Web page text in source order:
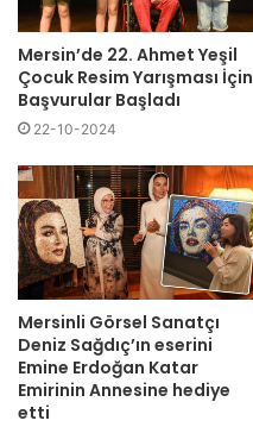
Mersin’de 22. Ahmet Yeşil
Çocuk Resim Yarışması İçin
Başvurular Başladı
22-10-2024
Mersinli Görsel Sanatçı
Deniz Sağdıç’ın eserini
Emine Erdoğan Katar
Emirinin Annesine hediye
etti